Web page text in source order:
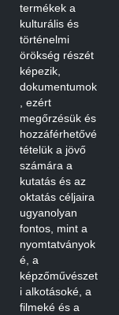
termékek a
kulturális és
történelmi
örökség részét
képezik,
dokumentumok
, ezért
megőrzésük és
hozzáférhetővé
tételük a jövő
számára a
kutatás és az
oktatás céljaira
ugyanolyan
fontos, mint a
nyomtatványok
é, a
képzőművészet
i alkotásoké, a
filmeké és a